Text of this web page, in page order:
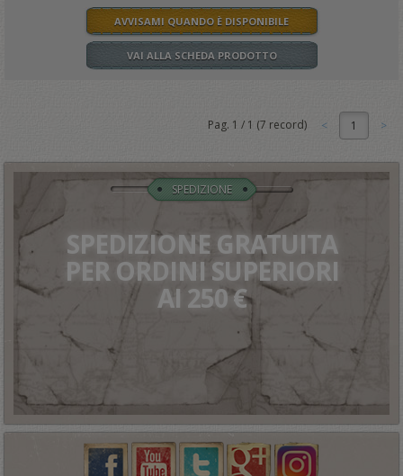
AVVISAMI QUANDO È DISPONIBILE
VAI ALLA SCHEDA PRODOTTO
Pag. 1 / 1 (7 record) 1
SPEDIZIONE
SPEDIZIONE GRATUITA
PER ORDINI SUPERIORI
AI 250 €